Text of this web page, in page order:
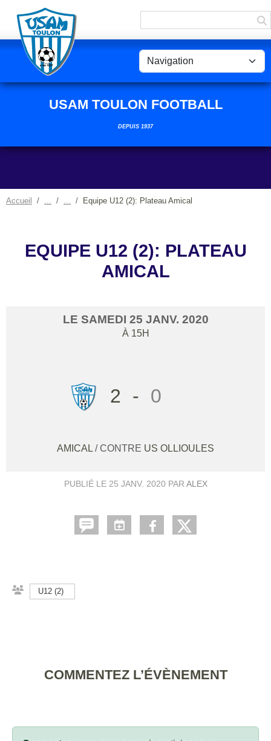
USAM TOULON FOOTBALL
DEPUIS 1937
Accueil Equipe U12 (2): Plateau Amical
EQUIPE U12 (2): PLATEAU
AMICAL
LE SAMEDI 25 JANV. 2020
À 15H
2 - 0
AMICAL / CONTRE US OLLIOULES
PUBLIÉ LE 25 JANV. 2020 PAR ALEX
U12 (2)
COMMENTEZ L’ÉVÈNEMENT
Panneau de gestion des cookies